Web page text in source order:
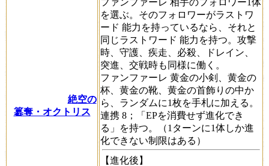
絶空の
簒奪・オクトリス
ファンファーレ 相手のフォロワー1体
を選ぶ。そのフォロワーがラストワ
ード 能力を持っているなら、それと
同じラストワード 能力を持つ。 攻撃
時
守護 疾走 必殺 ドレイン
突進
交戦時も同様に働く。
ファンファーレ 黄金の小剣、黄金の
杯、黄金の靴、黄金の首飾りの中か
ら、ランダムに1枚を手札に加える。
連携 8；「EPを消費せず進化でき
る」を持つ。（1ターンに1体しか進
化できない制限はある）
【進化後】